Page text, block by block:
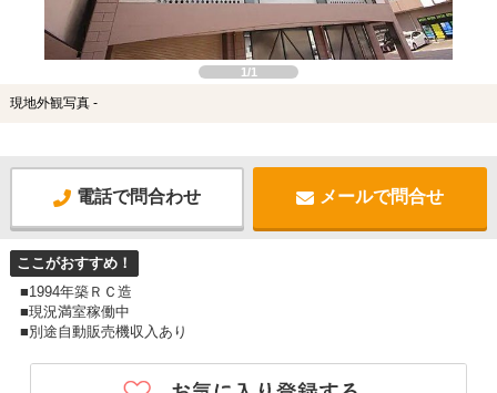
1/1
現地外観写真 -
電話で問合わせ メールで問合せ
ここがおすすめ！
■1994年築ＲＣ造
■現況満室稼働中
■別途自動販売機収入あり